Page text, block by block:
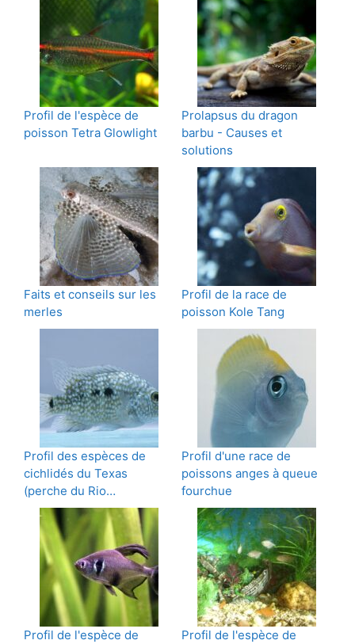
Profil de l'espèce de
poisson Tetra Glowlight
Prolapsus du dragon
barbu - Causes et
solutions
Faits et conseils sur les
merles
Profil de la race de
poisson Kole Tang
Profil des espèces de
cichlidés du Texas
(perche du Rio…
Profil d'une race de
poissons anges à queue
fourchue
Profil de l'espèce de
Profil de l'espèce de